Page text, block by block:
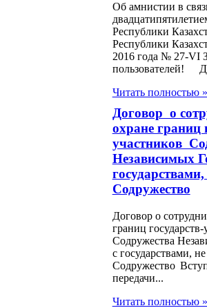
Казахстан
и статусе
исполнителей
Республики
ими денег
О жилищных
Об амнистии в
Республики
Республики
2016 года № 27-
пользователей!
Читать полностью »
Договор о
охране границ
участников
Независимых
Содружество
Договор о
границ государств-
Содружества
с государствами,
Содружество
передачи...
Читать полностью »